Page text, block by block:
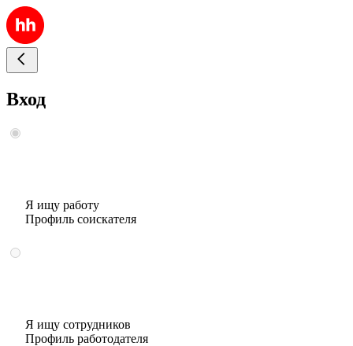
Вход
Я ищу работу
Профиль соискателя
Я ищу сотрудников
Профиль работодателя